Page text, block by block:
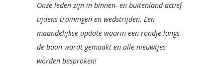
Onze leden zijn in binnen- en buitenland actief
tijdens trainingen en wedstrijden. Een
maandelijkse update waarin een rondje langs
de baan wordt gemaakt en alle nieuwtjes
worden besproken!